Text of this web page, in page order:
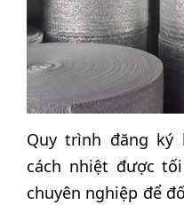
Quy trình đăng
cách nhiệt được
chuyên nghiệp để